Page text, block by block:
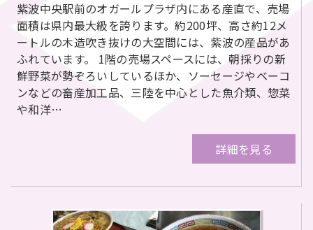
紫波中央駅前のオガールプラザ内にある産直で、売場
面積は県内最大級を誇ります。約200坪、高さ約12メ
ートルの木造吹き抜けの大空間には、紫波の産品があ
ふれています。 1階の売場スペースには、朝採りの新
鮮野菜が勢ぞろいしているほか、ソーセージやベーコ
ンなどの畜産加工品、三陸を中心とした魚介類、惣菜
や和洋…
詳細を見る